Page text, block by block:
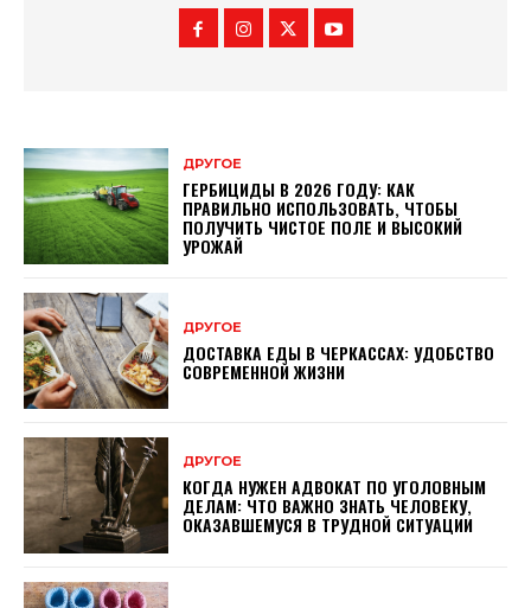
ДРУГОЕ
ГЕРБИЦИДЫ В 2026 ГОДУ: КАК
ПРАВИЛЬНО ИСПОЛЬЗОВАТЬ, ЧТОБЫ
ПОЛУЧИТЬ ЧИСТОЕ ПОЛЕ И ВЫСОКИЙ
УРОЖАЙ
ДРУГОЕ
ДОСТАВКА ЕДЫ В ЧЕРКАССАХ: УДОБСТВО
СОВРЕМЕННОЙ ЖИЗНИ
ДРУГОЕ
КОГДА НУЖЕН АДВОКАТ ПО УГОЛОВНЫМ
ДЕЛАМ: ЧТО ВАЖНО ЗНАТЬ ЧЕЛОВЕКУ,
ОКАЗАВШЕМУСЯ В ТРУДНОЙ СИТУАЦИИ